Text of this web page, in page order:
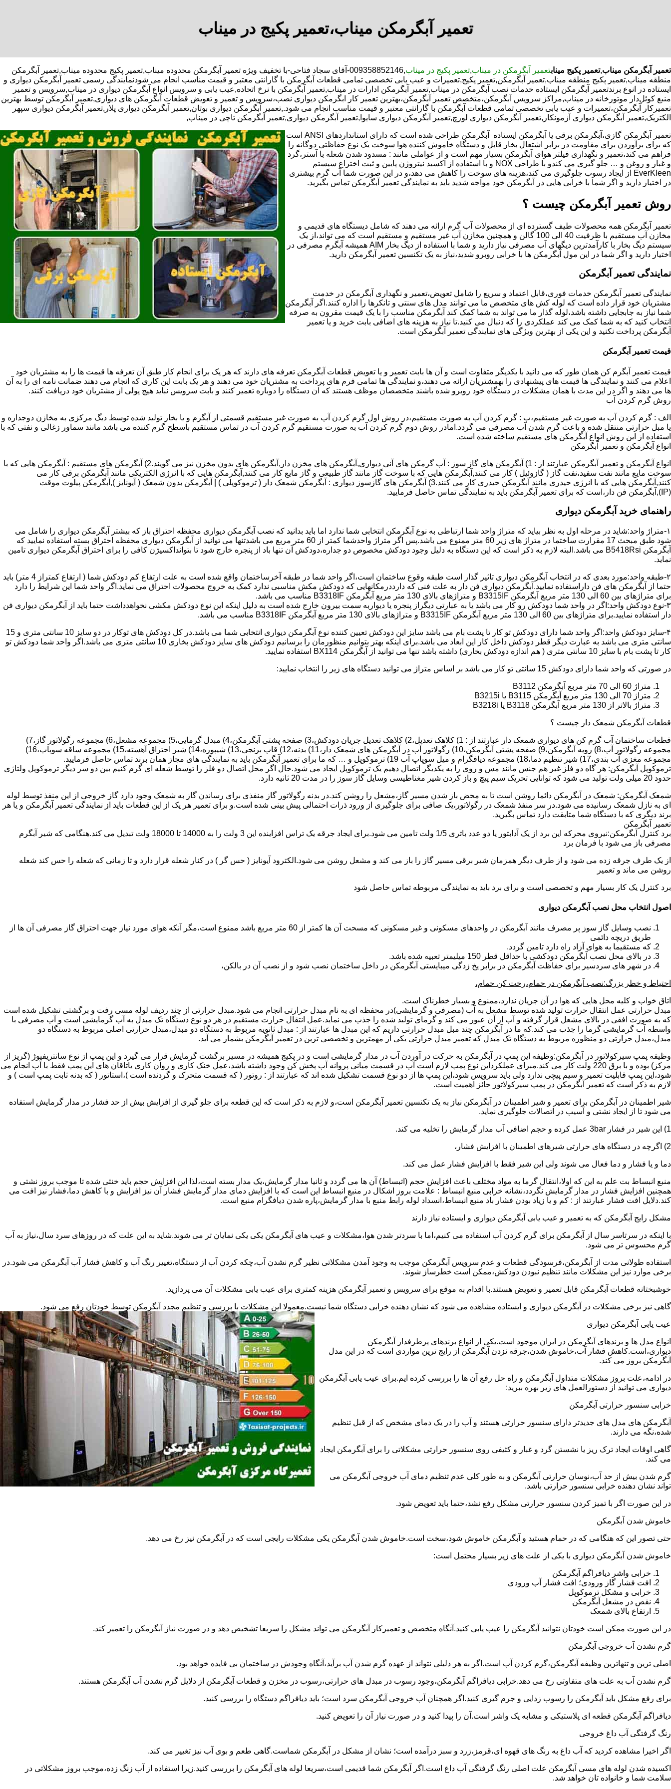
تعمیر آبگرمکن میناب،تعمیر پکیج در میناب
تعمیر آبگرمکن میناب,تعمیر پکیج مینابتعمیر آبگرمکن در میناب,تعمیر پکیج در میناب
,009358852146-آقای سجاد فتاحی-با تخفیف ویژه تعمیر آبگرمکن محدوده میناب,تعمیر پکیج محدوده میناب,تعمیر آبگرمکن
منطقه میناب,تعمیر پکیج منطقه میناب,تعمیر آبگرمکن,تعمیر پکیج,تعمیرات و عیب یابی تخصصی تمامی قطعات آبگرمکن با گارانتی معتبر و قیمت مناسب انجام می شودنمایندگی رسمی تعمیر آبگرمکن دیواری و
ایستاده در انوع برندتعمیر آبگرمکن ایستاده خدمات نصب آبگرمکن در میناب,تعمیر آبگرمکن ادارات در میناب,تعمیر آبگرمکن با نرخ اتحاده,عیب یابی و سرویس انواع آبگرمکن دیواری در میناب,سرویس و تعمیر
منبع کوئل‌دار موتورخانه در میناب,مراکز سرویس آبگرمکن،متخصص تعمیر آبگرمکن،بهترین تعمیر کار ابگرمکن دیواری نصب،سرویس و تعمیر و تعویض قطعات آبگرمکن های دیواری,تعمیر آبگرمکن توسط بهترین
تعمیرکار آبگرمکن،تعمیرات و عیب یابی تخصصی تمامی قطعات آبگرمکن با گارانتی معتبر و قیمت مناسب انجام می شود.,تعمیر آبگرمکن دیواری بوتان,تعمیر آبگرمکن دیواری پلار,تعمیر آبگرمکن دیواری سپهر
الکتریک,تعمیر آبگرمکن دیواری آزمونکار,تعمیر آبگرمکن دیواری لورچ,تعمیر آبگرمکن دیواری سایوا,تعمیر آبگرمکن دیواری,تعمیر آبگرمکن تاچی در میناب,
تعمیر آبگرمکن گازی،آبگرمکن برقی یا آبگرمکن ایستاده ​ آبگرمکن طراحی شده است که دارای استانداردهای ANSI است
که برای برآوردن برای مقاومت در برابر اشتعال بخار قابل و دستگاه خاموش کننده هوا سوخت یک نوع حفاظتی دوگانه را
فراهم می کند،تعمیر و نگهداری فیلتر هوای آبگرمکن بسیار مهم است و از عواملی مانند : مسدود شدن شعله با آستر،گرد
و غبار و روغن و … جلو گیری می کندو با طراحی NOX و با استفاده از اکسید نیتروژن پایین و ثبت اختراع سیستم
EverKleen از ایجاد رسوب جلوگیری می کند،هزینه های سوخت را کاهش می دهد،و در این صورت شما آب گرم بیشتری
در اختیار دارید و اگر شما با خرابی هایی در آبگرمکن خود مواجه شدید باید به نمایندگی تعمیر آبگرمکن تماس بگیرید.
روش تعمیر آبگرمکن چیست ؟
تعمیر آبگرمکن همه محصولات طیف گسترده ای از محصولات آب گرم ارائه می دهند که شامل دیستگاه های قدیمی و
مخازن آب مستقیم با ظرفیت 40 الی 100 گالن و همچنین مخازن آب غیر مستقیم و مستقیم است که می تواند،از یک
سیستم دیگ بخار با کارآمدترین دیگهای آب مصرفی نیاز دارید و شما با استفاده از دیگ بخار AIM همیشه آبگرم مصرفی در
اختیار دارید و اگر شما در این مول آبگرمکن ها با خرابی روبرو شدید،نیاز به یک تکنسین تعمیر آبگرمکن دارید.
نمایندگی تعمیر آبگرمکن
نمایندگی تعمیر آبگرمکن خدمات فوری،قابل اعتماد و سریع را شامل تعویض،تعمیر و نگهداری آبگرمکن در خدمت
مشتریان خود قرار داده است که لوله کش های متخصص ما می توانند مدل های سنتی و تانکرها را اداره کنند.اگر آبگرمکن
شما نیاز به جابجایی داشته باشد،لوله گذار ما می تواند به شما کمک کند آبگرمکن مناسب را با یک قیمت مقرون به صرفه
انتخاب کنید که به شما کمک می کند عملکردی را که دنبال می کنید.تا نیاز به هزینه های اضافی بابت خرید و یا تعمیر
آبگرمکن پرداخت نکنید و این یکی از بهترین ویژگی های نمایندگی تعمیر آبگرمکن است.
قیمت تعمیر آبگرمکن
قیمت تعمیر آبگرم کن همان طور که می دانید با یکدیگر متفاوت است و آن ها بابت تعمیر و یا تعویض قطعات آبگرمکن تعرفه های دارند که هر یک برای انجام کار طبق آن تعرفه ها قیمت ها را به مشتریان خود
اعلام می کنند و نمایندگی ها قیمت های پیشنهادی را بهمشتریان ارائه می دهند،و نمایندگی ها تمامی فرم های پرداخت به مشتریان خود می دهند و هر یک بابت این کاری که انجام می دهند ضمانت نامه ای را به آن
ها می دهند و اگر در این مدت با همان مشکلات در دستگاه خود روبرو شده باشند متخصصان موظف هستند که ان دستگاه را دوباره تعمیر کنند و بابت سرویس نباید هیچ پولی از مشتریان خود دریافت کنند.
روش گرم کردن آب
الف : گرم کردن آب به صورت غیر مستقیم،ب : گرم کردن آب به صورت مستقیم،در روش اول گرم کردن آب به صورت غیر مستقیم قسمتی از آبگرم و یا بخار تولید شده توسط دیگ مرکزی به مخازن دوجداره و
یا مبل حرارتی منتقل شده و باعث گرم شدن آب مصرفی می گردد.امادر روش دوم گرم کردن آب به صورت مستقیم گرم کردن آب در تماس مستقیم باسطح گرم کننده می باشد مانند سماور زغالی و نفتی که با
استفاده از این روش انواع آبگرمکن های مستقیم ساخته شده است.
انواع آبگرمکن و تعمیر آبگرمکن
انواع آبگرمکن و تعمیر آبگرمکن عبارتند از : 1) آبگرمکن های گاز سوز : آب گرمکن های آنی دیواری,آبگرمکن های مخزن دار,آبگرمکن های بدون مخزن نیز می گویند.2) آبگرمکن های مستقیم : آبگرمکن هایی که با
سوخت مایع مانند نفت سفید،نفت گاز ( گازوئیل ) کار می کنند,آبگرمکن هایی که با سوخت گاز مانند گاز طبیعی و گاز مایع کار می کنند,آبگرمکن هایی که با انرژی الکتریکی مانند آبگرمکن برقی کار می
کنند,آبگرمکن هایی که با انرژی حیدری مانند آبگرمکن حیدری کار می کنند.3) آبگرمکن های گازسوز دیواری : آبگرمکن شمعک دار ( ترموکوپلی ) | آبگرمکن بدون شمعک ( آیونایز ),آبگرمکن پیلوت موقت
(IP),آبگرمکن فن دار،است که برای تعمیر آبگرمکن باید به نمایندگی تماس حاصل فرمایید.
راهنمای خرید آبگرمکن دیواری
۱-متراژ واحد:شاید در مرحله اول به نظر بیاید که متراژ واحد شما ارتباطی به نوع آبگرمکن انتخابی شما ندارد اما باید بدانید که نصب آبگرمکن دیواری محفظه احتراق باز که بیشتر آبگرمکن دیواری را شامل می
شود طبق مبحث 17 مقرارت ساختما در متراژ های زیر 60 متر ممنوع می باشد.پس اگر متراژ واحدشما کمتر از 60 متر مربع می باشدتنها می توانید از آبگرمکن دیواری محفظه احتراق بسته استفاده نمایید که
آبگرمکن B5418Rsi می باشد.البته لازم به ذکر است که این دستگاه به دلیل وجود دودکش مخصوص دو جداره،دودکش آن تنها باد از پنجره خارج شود تا بتوانداکسیژن کافی را برای احتراق آبگرمکن دیواری تامین
نماید.
۲-طبقه واحد:مورد بعدی که در انتخاب آبگرمکن دیواری تاثیر گذار است طبقه وقوع ساختمان است،اگر واحد شما در طبقه آخرساختمان واقع شده است به علت ارتفاع کم دودکش شما ( ارتفاع کمتراز 4 متر) باید
حتما از آبگرمکن های فن داراستفاده نمایید.آبگرمکن دیواری فن دار به علت فنی که دارددرمکانهایی که دودکش مکش مناسبی ندارد کمک به خروج محصولات احتراق می نماید.اگر واحد شما این شرایط را دارد
برای متراژهای بین 60 الی 130 متر مربع آبگرمکن B3315IF و متراژهای بالای 130 متر مربع آبگرمکن B3318IF مناسب می باشد.
۳-نوع دودکش واحد:اگر در واحد شما دودکش رو کار می باشد یا به عبارتی دیگراز پنجره یا دیواربه سمت بیرون خارج شده است به دلیل اینکه این نوع دودکش مکشی نخواهدداشت حتما باید از آبگرمکن دیواری فن
دار استفاده نمایید.برای متراژهای بین 60 الی 130 متر مربع آبگرمکن B3315IF و متراژهای بالای 130 متر مربع آبگرمکن B3318IF مناسب می باشد.
۴-سایز دودکش واحد:اگر واحد شما دارای دودکش تو کار تا پشت بام می باشد سایز این دودکش تعیین کننده نوع آبگرمکن دیواری انتخابی شما می باشد.در کل دودکش های توکار در دو سایز 10 سانتی متری و 15
سانتی متری می باشد به عبارت دیگر قطر دودکش داخل کار این ابعاد می باشد.برای اینکه بهتر بتوانیم منظورمان را برسانیم دودکش های سایز دودکش بخاری 10 سانتی متری می باشد.اگر واحد شما دودکش تو
کار تا پشت بام با سایز 10 سانتی متری ( هم اندازه دودکش بخاری) داشته باشد تنها می توانید از آبگرمکن BX114 استفاده نمایید.
در صورتی که واحد شما دارای دودکش 15 سانتی تو کار می باشد بر اساس متراژ می توانید دستگاه های زیر را انتخاب نمایید:
متراژ 60 الی 70 متر مربع آبگرمکن B3112
متراژ 70 الی 130 متر مربع آبگرمکن B3115 یا B3215i
متراژ بالاتر از 130 متر مربع آبگرمکن B3118 یا B3218i
قطعات آبگرمکن شمعک دار چیست ؟
قطعات ساختمان آب گرم کن های دیواری شمعک دار عبارتند از : 1) کلاهک تعدیل،2) کلاهک تعدیل جریان دودکش،3) صفحه پشتی آبگرمکن،4) مبدل گرمایی،5) مجموعه مشعل،6) مجموعه رگولاتور گاز،7)
مجموعه رگولاتور آب،8) رویه آبگرمکن،9) صفحه پشتی آبگرمکن،10) رگولاتور آب در آبگرمکن های شمعک دار،11) بدنه،12) قاب برنجی،13) شیپوره،14) شیر احتراق آهسته،15) مجموعه ساقه سوپاپ،16)
مجموعه مغزی آب بندی،17) شیر تنظیم دما،18) مجموعه دیافگرام و میل سوپاپ آب 19) ترموکوپل و … که ما برای تعمیر آبگرمکن باید به نمایندگی های مجاز همان برند تماس حاصل فرمایید.
ترموکوپل آبگرمکن: هر گاه دو فلز غیر هم جنس مانند مس و روی را به یکدیگر اتصال دهیم یک ترموکوپل ایجاد می شود.حال اگر محل اتصال دو فلز را توسط شعله ای گرم کنیم بین دو سر دیگر ترموکوپل ولتاژی
حدود 20 میلی ولت تولید می شود که توانایی تحریک سیم پیچ و باز کردن شیر مغناطیسی وسایل گاز سوز را در مدت 20 ثانیه دارد.
شمعک آبگرمکن: شمعک در آبگرمکن دائما روشن است تا به محض باز شدن مسیر گاز،مشعل را روشن کند.در بدنه رگولاتور گاز منفذی برای رساندن گاز به شمعک وجود دارد گاز خروجی از این منفذ توسط لوله
ای به نازل شمعک رسانیده می شود.در سر منفذ شمعک در رگولاتور،یک صافی برای جلوگیری از ورود ذرات احتمالی پیش بینی شده است.و برای تعمیر هر یک از این قطعات باید از نمایندگی تعمیر آبگرمکن و یا هر
برند دیگری که با دستگاه شما متابقت دارد تماس بگیرید.
تعمیر آبگرمکن
برد کنترل آبگرمکن:نیروی محرکه این برد از یک آدابتور یا دو عدد باتری 1/5 ولت تامین می شود.برای ایجاد جرقه یک تراس افزاینده این 3 ولت را به 14000 تا 18000 ولت تبدیل می کند.هنگامی که شیر آبگرم
مصرفی باز می شود با فرمان برد
از یک طرف جرقه زده می شود و از طرف دیگر همزمان شیر برقی مسیر گاز را باز می کند و مشعل روشن می شود.الکترود آیونایز ( حس گر ) در کنار شعله قرار دارد و تا زمانی که شعله را حس کند شعله
روشن می ماند و تعمیر
برد کنترل یک کار بسیار مهم و تخصصی است و برای برد باید به نمایندگی مربوطه تماس حاصل شود
اصول انتخاب محل نصب آبگرمکن دیواری
نصب وسایل گاز سوز پر مصرف مانند آبگرمکن در واحدهای مسکونی و غیر مسکونی که مسحت آن ها کمتر از 60 متر مربع باشد ممنوع است،مگر آنکه هوای مورد نیاز جهت احتراق گاز مصرفی آن ها از
طریق دریچه دائمی
که مستقیما به هوای آزاد راه دارد تامین گردد.
در بالای محل نصب آبگرمکن دودکشی با حداقل قطر 150 میلیمتر تعبیه شده باشد.
در شهر های سردسیر برای حفاظت آبگرمکن در برابر یخ زدگی میبایستی آبگرمکن در داخل ساختمان نصب شود و از نصب آن در بالکن،
احتیاط و خطر بزرگ:نصب آبگرمکن در حمام،رخت کن حمام،
اتاق خواب و کلیه محل هایی که هوا در آن جریان ندارد،ممنوع و بسیار خطرناک است.
مبدل حرارتی عمل انتقال حرارت تولید شده توسط مشعل به آب (مصرفی و گرمایشی)در محفظه ای به نام مبدل حرارتی انجام می شود.مبدل حرارتی از چند ردیف لوله مسی رفت و برگشتی تشکیل شده است
که به صورت افقی در بالای مشعل قرار گرفته و آب از آن عبور می کند و گرمای تولید شده را جذب می نماید.عمل انتقال حرارت مستقیم در هر دو نوع دستگاه تک مبدل به آب گرمایشی است و آب مصرفی با
واسطه آب گرمایشی گرما را جذب می کند.که ما در آبگرمکن چند مبل مبدل حرارتی داریم که این مبدل ها عبارتند از : مبدل ثانویه مربوط به دستگاه دو مبدل،مبدل حرارتی اصلی مربوط به دستگاه دو
مبدل،مبدل حرارتی دو منظوره مربوط به دستگاه تک مبدل که تعمیر مبدل حرارتی یکی از مهمترین و تخصصی ترین در تعمیر آبگرمکن بشمار می آید.
وظیفه پمپ سیرکولاتور در آبگرمکن:وظیفه این پمپ در آبگرمکن به حرکت در آوردن آب در مدار گرمایشی است و در پکیج همیشه در مسیر برگشت گرمایش قرار می گیرد و این پمپ از نوع سانتریفیوژ (گریز از
مرکز) بوده و با برق 220 ولت کار می کند.مبرای عملکرداین نوع پمپ لازم است آب در قسمت میانی پروانه آب پخش کن وجود داشته باشد،عمل خنک کاری و روان کاری یاتاقان های این پمپ فقط با آب انجام می
شود،این پمپ قابلیت تعمیر و سیم پیچی ندارد ولی باید سرویس شود،این پمپ ها از دو نوع قسمت تشکیل شده اند که عبارتند از : روتور ( که قسمت متحرک و گردنده است )،استاتور ( که بدنه ثابت پمپ است ) و
لازم به ذکر است که تعمیر آبگرمکن در پمپ سیرکولاتور حائز اهمیت است.
شیر اطمینان در آبگرمکن برای تعمیر و شیر اطمینان در آبگرمکن نیاز به یک تکنسین تعمیر آبگرمکن است،و لازم به ذکر است که این قطعه برای جلو گیری از افزایش بیش از حد فشار در مدار گرمایش استفاده
می شود تا از ایجاد نشتی و آسیب در اتصالات جلوگیری نماید.
1) این شیر در فشار 3bar عمل کرده و حجم اضافی آب مدار گرمایش را تخلیه می کند.
2) اگرچه در دستگاه های حرارتی شیرهای اطمینان با افزایش فشار،
دما و یا فشار و دما فعال می شوند ولی این شیر فقط با افزایش فشار عمل می کند.
منبع انبساط بت علم به این که اولا،انتقال گرما به مواد مختلف باعث افزایش حجم (اتبساط) آن ها می گردد و ثانیا مدار گرمایش،یک مدار بسته است،لذا این افزایش حجم باید خنثی شده تا موجب بروز نشتی و
همچنین افزایش فشار در مدار گرمایش نگردد،نشانه خرابی منبع انبساط : علامت بروز اشکال در منبع انبساط این است که با افزایش دمای مدار گرمایش فشار آن نیز افزایش و با کاهش دما،فشار نیز افت می
کند.دلایل افت فشار عبارتند از : کم و یا زیاد بودن فشار باد منبع انبساط،انسداد لوله رابط منبع با مدار گرمایش،پاره شدن دیافگرام منبع است.
مشکل رایج آبگرمکن که به تعمیر و عیب یابی آبگرمکن دیواری و ایستاده نیاز دارند
با اینکه در سرتاسر سال از آبگرمکن برای گرم کردن آب استفاده می کنیم،اما با سردتر شدن هوا،مشکلات و عیب های آبگرمکن یکی یکی نمایان تر می شوند.شاید به این علت که در روزهای سرد سال،نیاز به آب
گرم محسوس تر می شود.
استفاده طولانی مدت از آبگرمکن،فرسودگی قطعات و عدم سرویس آبگرمکن موجب به وجود آمدن مشکلاتی نظیر گرم نشدن آب،چکه کردن آب از دستگاه،تغییر رنگ آب و کاهش فشار آب آبگرمکن می شود.در
برخی موارد نیز این مشکلات مانند تنظیم نبودن دودکش،ممکن است خطرساز شوند.
خوشبختانه قطعات آبگرمکن قابل تعمیر و تعویض هستند.با اقدام به موقع برای سرویس و تعمیر آبگرمکن هزینه کمتری برای عیب یابی مشکلات آن می پردازید.
گاهی نیز برخی مشکلات در آبگرمکن دیواری و ایستاده مشاهده می شود که نشان دهنده خرابی دستگاه شما نیست.معمولا این مشکلات با بررسی و تنظیم مجدد آبگرمکن توسط خودتان رفع می شود.
عیب یابی آبگرمکن دیواری
انواع مدل ها و برندهای آبگرمکن در ایران موجود است.یکی از انواع برندهای پرطرفدار آبگرمکن
دیواری،است.کاهش فشار آب،خاموش شدن،جرقه نزدن آبگرمکن از رایج ترین مواردی است که در این مدل
آبگرمکن بروز می کند.
در ادامه،علت بروز مشکلات متداول آبگرمکن و راه حل رفع آن ها را بررسی کرده ایم.برای عیب یابی آبگرمکن
دیواری می توانید از دستورالعمل های زیر بهره ببرید:
خرابی سنسور حرارتی آبگرمکن
آبگرمکن های مدل های جدیدتر دارای سنسور حرارتی هستند و آب را در یک دمای مشخص که از قبل تنظیم
شده،نگه می دارند.
گاهی اوقات ایجاد ترک ریز یا نشستن گرد و غبار و کثیفی روی سنسور حرارتی مشکلاتی را برای آبگرمکن ایجاد
می کند.
گرم شدن بیش از حد آب،نوسان حرارتی آبگرمکن و به طور کلی عدم تنظیم دمای آب خروجی آبگرمکن می
تواند نشان دهنده خرابی سنسور حرارتی باشد.
در این صورت اگر با تمیز کردن سنسور حرارتی مشکل رفع نشد،حتما باید تعویض شود.
خاموش شدن آبگرمکن
حتی تصور این که هنگامی که در حمام هستید و آبگرمکن خاموش شود،سخت است.خاموش شدن آبگرمکن یکی مشکلات رایجی است که در آبگرمکن نیز رخ می دهد.
خاموش شدن آبگرمکن دیواری با یکی از علت های زیر بسیار محتمل است:
خرابی واشر دیافراگم آبگرمکن
افت فشار گاز ورودی؛ افت فشار آب ورودی
خرابی و مشکل ترموکوپل
نقص در مشعل آبگرمکن
ارتفاع بالای شمعک
در این صورت ممکن است خودتان نتوانید آبگرمکن را عیب یابی کنید.آنگاه متخصص و تعمیرکار آبگرمکن می تواند مشکل را سریعا تشخیص دهد و در صورت نیاز آبگرمکن را تعمیر کند.
گرم نشدن آب خروجی آبگرمکن
اصلی ترین و تنهاترین وظیفه آبگرمکن،گرم کردن آب است.اگر به هر دلیلی نتواند از عهده گرم شدن آب برآید،آنگاه وجودش در ساختمان بی فایده خواهد بود.
گرم نشدن آب به علت های متفاوتی رخ می دهد.خرابی دیافراگم آبگرمکن،وجود رسوب در مبدل های حرارتی،رسوب در مخزن و قطعات آبگرمکن از دلایل گرم نشدن آب آبگرمکن هستند.
برای رفع مشکل باید آبگرمکن را رسوب زدایی و جرم گیری کنید.اگر همچنان آب خروجی آبگرمکن سرد است؛ باید دیافراگم دستگاه را بررسی کنید.
دیافراگم آبگرمکن قطعه ای پلاستیکی و مشابه یک واشر است.آن را پیدا کنید و در صورت نیاز آن را تعویض کنید.
رنگ گرفتگی آب داغ خروجی
اگر اخیرا مشاهده کردید که آب داغ به رنگ های قهوه ای،قرمز،زرد و سبز درآمده است؛ نشان از مشکل در آبگرمکن شماست.گاهی طعم و بوی آب نیز تغییر می کند.
اکسیده شدن لوله های مسی آبگرمکن علت اصلی رنگ گرفتگی آب داغ است.اگر آبگرمکن شما قدیمی است،سریعا لوله های آبگرمکن را بررسی کنید.زیرا استفاده از آب زنگ زده،موجب بروز مشکلاتی در
سلامت شما و خانواده تان خواهد شد.